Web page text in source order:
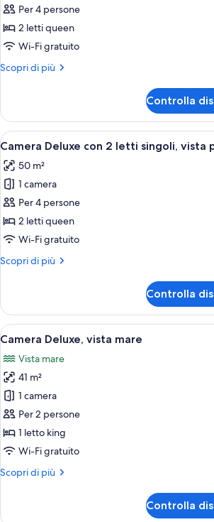
Camera
Deluxe
con
letti
giardino
Per 4 persone
2 letti queen
Wi-Fi gratuito
Scopri di più
Altri
Deluxe
con
2
singoli,
vista
giardino
Controlla
Apri
tutte
le
foto
per
Camera
Deluxe
2
vista
piscina
Un balcone
10
Camera Deluxe con 2 letti singoli, vista
50 m²
1 camera
Per 4 persone
2 letti queen
Wi-Fi gratuito
Scopri di più
Altri
Deluxe
con
2
singoli,
vista
piscina
Controlla
Apri
tutte
le
foto
per
Camera
Deluxe,
vista
Un balcone
8
Camera Deluxe, vista mare
Vista mare
41 m²
1 camera
Per 2 persone
1 letto king
Wi-Fi gratuito
Scopri di più
Altri
Controlla